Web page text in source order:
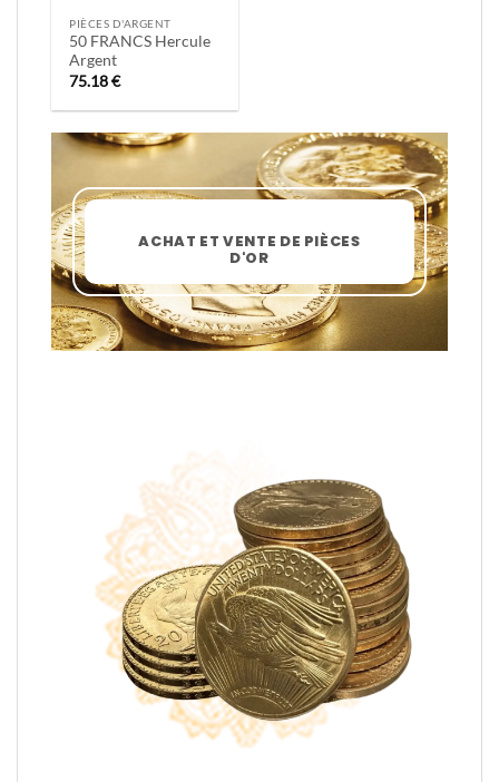
PIÈCES D'ARGENT
50 FRANCS Hercule
Argent
75.18€
ACHAT ET VENTE DE PIÈCES
D'OR